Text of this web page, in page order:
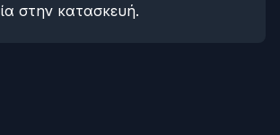
στην κατασκευή.